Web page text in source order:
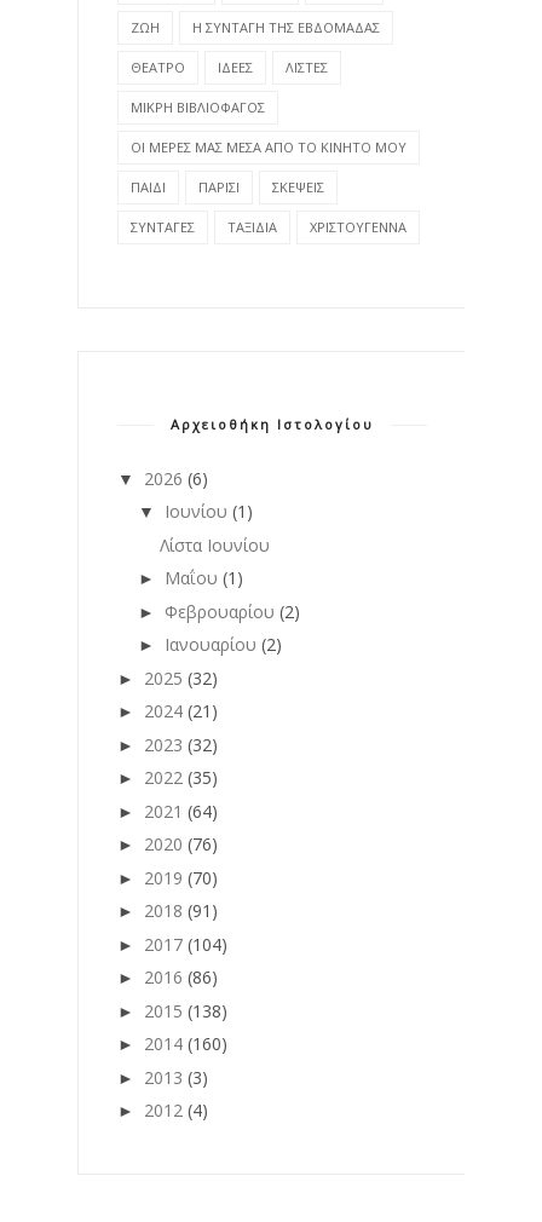
ΖΩΗ Η ΣΥΝΤΑΓΗ ΤΗΣ ΕΒΔΟΜΑΔΑΣ
ΘΕΑΤΡΟ ΙΔΕΕΣ ΛΙΣΤΕΣ
ΜΙΚΡΗ ΒΙΒΛΙΟΦΑΓΟΣ
ΟΙ ΜΕΡΕΣ ΜΑΣ ΜΕΣΑ ΑΠΟ ΤΟ ΚΙΝΗΤΟ ΜΟΥ
ΠΑΙΔΙ ΠΑΡΙΣΙ ΣΚΕΨΕΙΣ
ΣΥΝΤΑΓΕΣ ΤΑΞΙΔΙΑ ΧΡΙΣΤΟΥΓΕΝΝΑ
Αρχειοθήκη Ιστολογίου
▼ 2026 (6)
▼ Ιουνίου (1)
Λίστα Ιουνίου
► Μαΐου (1)
► Φεβρουαρίου (2)
► Ιανουαρίου (2)
► 2025 (32)
► 2024 (21)
► 2023 (32)
► 2022 (35)
► 2021 (64)
► 2020 (76)
► 2019 (70)
► 2018 (91)
► 2017 (104)
► 2016 (86)
► 2015 (138)
► 2014 (160)
► 2013 (3)
► 2012 (4)